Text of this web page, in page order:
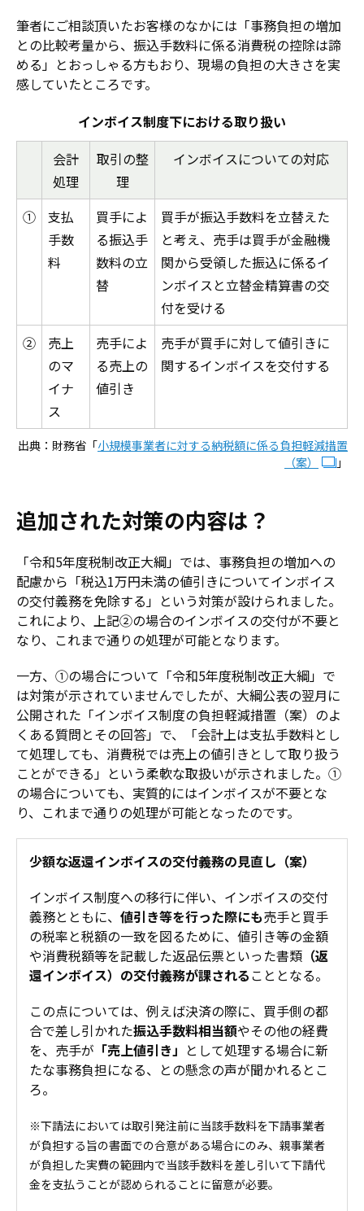
筆者にご相談頂いたお客様のなかには「事務負担の増加
との比較考量から、振込手数料に係る消費税の控除は諦
める」とおっしゃる方もおり、現場の負担の大きさを実
感していたところです。
インボイス制度下における取り扱い
会計
処理
取引の整
理
インボイスについての対応
①
支払
手数
料
買手によ
る振込手
数料の立
替
買手が振込手数料を立替えた
と考え、売手は買手が金融機
関から受領した振込に係るイ
ンボイスと立替金精算書の交
付を受ける
②
売上
のマ
イナ
ス
売手によ
る売上の
値引き
売手が買手に対して値引きに
関するインボイスを交付する
出典：財務省「小規模事業者に対する納税額に係る負担軽減措置
（案）
」
追加された対策の内容は？
「令和5年度税制改正大綱」では、事務負担の増加への
配慮から「税込1万円未満の値引きについてインボイス
の交付義務を免除する」という対策が設けられました。
これにより、上記②の場合のインボイスの交付が不要と
なり、これまで通りの処理が可能となります。
一方、①の場合について「令和5年度税制改正大綱」で
は対策が示されていませんでしたが、大綱公表の翌月に
公開された「インボイス制度の負担軽減措置（案）のよ
くある質問とその回答」で、「会計上は支払手数料とし
て処理しても、消費税では売上の値引きとして取り扱う
ことができる」という柔軟な取扱いが示されました。①
の場合についても、実質的にはインボイスが不要とな
り、これまで通りの処理が可能となったのです。
少額な返還インボイスの交付義務の見直し（案）
インボイス制度への移行に伴い、インボイスの交付
義務とともに、 値引き等を行った際にも売手と買手
の税率と税額の一致を図るために、値引き等の金額
や消費税額等を記載した返品伝票といった書類 （返
還インボイス）の交付義務が課されることとなる。
この点については、例えば決済の際に、買手側の都
合で差し引かれた振込手数料相当額やその他の経費
を、売手が 「売上値引き」 として処理する場合に新
たな事務負担になる、との懸念の声が聞かれるとこ
ろ。
※下請法においては取引発注前に当該手数料を下請事業者
が負担する旨の書面での合意がある場合にのみ、親事業者
が負担した実費の範囲内で当該手数料を差し引いて下請代
金を支払うことが認められることに留意が必要。